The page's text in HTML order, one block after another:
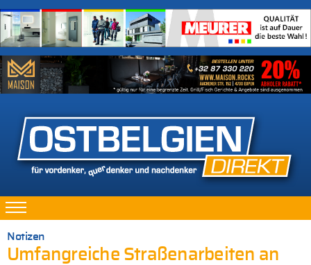
Notizen
Umfangreiche Straßenarbeiten an